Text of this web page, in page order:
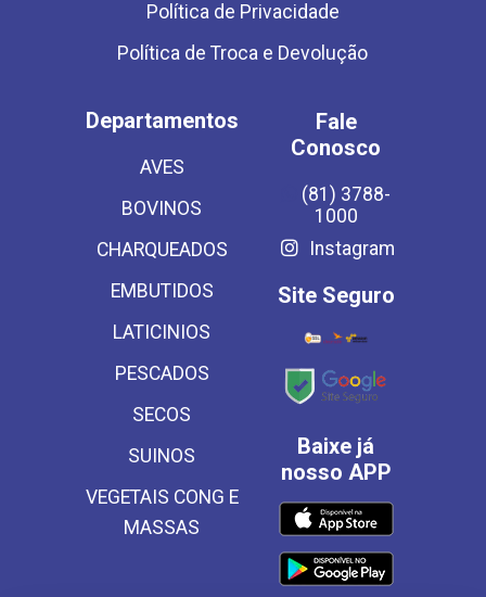
Política de Privacidade
Política de Troca e Devolução
Departamentos
AVES
BOVINOS
CHARQUEADOS
EMBUTIDOS
LATICINIOS
PESCADOS
SECOS
SUINOS
VEGETAIS CONG E
MASSAS
Fale
Conosco
(81) 3788-
1000
Instagram
Site Seguro
Baixe já
nosso APP